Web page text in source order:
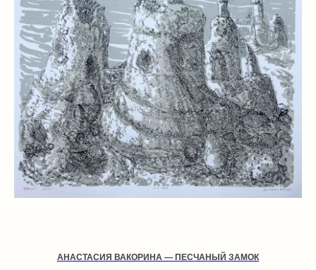
АНАСТАСИЯ ВАКОРИНА — ПЕСЧАНЫЙ ЗАМОК